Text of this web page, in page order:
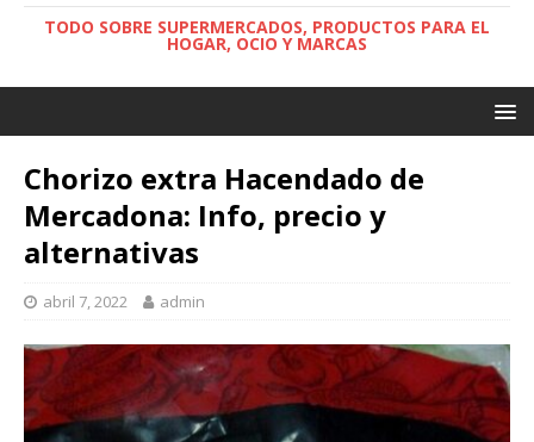
TODO SOBRE SUPERMERCADOS, PRODUCTOS PARA EL
HOGAR, OCIO Y MARCAS
Chorizo extra Hacendado de
Mercadona: Info, precio y
alternativas
abril 7, 2022 admin